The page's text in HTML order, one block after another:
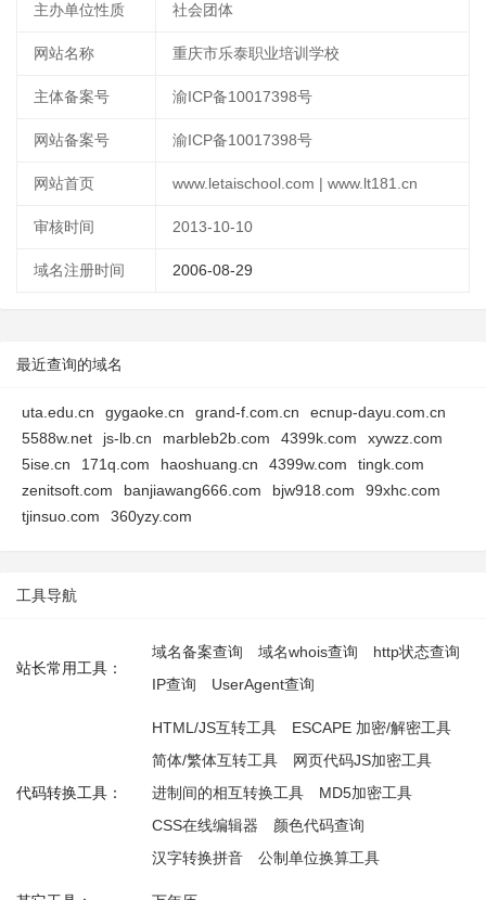
主办单位性质 社会团体
网站名称 重庆市乐泰职业培训学校
主体备案号 渝ICP备10017398号
网站备案号 渝ICP备10017398号
网站首页 www.letaischool.com | www.lt181.cn
审核时间 2013-10-10
域名注册时间 2006-08-29
最近查询的域名
uta.edu.cn gygaoke.cn grand-f.com.cn
ecnup-dayu.com.cn
5588w.net
js-lb.cn marbleb2b.com 4399k.com
xywzz.com
5ise.cn
171q.com haoshuang.cn 4399w.com
tingk.com
zenitsoft.com
banjiawang666.com bjw918.com
99xhc.com
tjinsuo.com
360yzy.com
工具导航
站长常用工具：
域名备案查询 域名whois查询
http状态查询
IP查询
UserAgent查询
代码转换工具：
HTML/JS互转工具
ESCAPE 加密/解密工具
简体/繁体互转工具
网页代码JS加密工具
进制间的相互转换工具
MD5加密工具
CSS在线编辑器
颜色代码查询
汉字转换拼音
公制单位换算工具